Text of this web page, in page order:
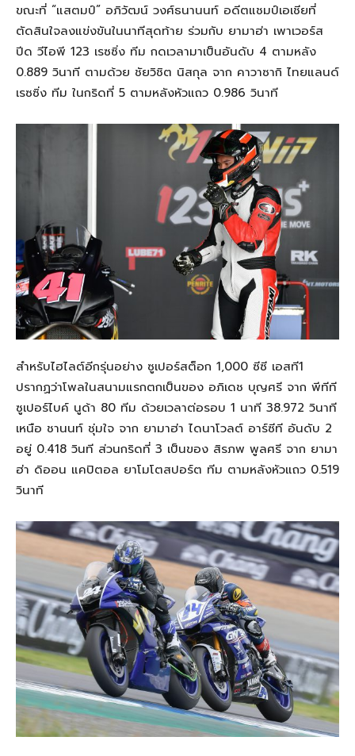
ขณะที่ “แสตมป์” อภิวัฒน์ วงศ์ธนานนท์ อดีตแชมป์เอเชียที่
ตัดสินใจลงแข่งขันในนาทีสุดท้าย ร่วมกับ ยามาฮ่า เพาเวอร์ส
ปีด วีไอพี 123 เรซซิ่ง ทีม กดเวลามาเป็นอันดับ 4 ตามหลัง
0.889 วินาที ตามด้วย ชัยวิชิต นิสกุล จาก คาวาซากิ ไทยแลนด์
เรซซิ่ง ทีม ในกริดที่ 5 ตามหลังหัวแถว 0.986 วินาที
สำหรับไฮไลต์อีกรุ่นอย่าง ซูเปอร์สต็อก 1,000 ซีซี เอสที1
ปรากฏว่าโพลในสนามแรกตกเป็นของ อภิเดช บุญศรี จาก พีทีที
ซูเปอร์ไบค์ นูด้า 80 ทีม ด้วยเวลาต่อรอบ 1 นาที 38.972 วินาที
เหนือ ชานนท์ ชุ่มใจ จาก ยามาฮ่า ไดนาโวลต์ อาร์ซีที อันดับ 2
อยู่ 0.418 วินที ส่วนกริดที่ 3 เป็นของ สิรภพ พูลศรี จาก ยามา
ฮ่า ดิออน แคปิตอล ยาโมโตสปอร์ต ทีม ตามหลังหัวแถว 0.519
วินาที